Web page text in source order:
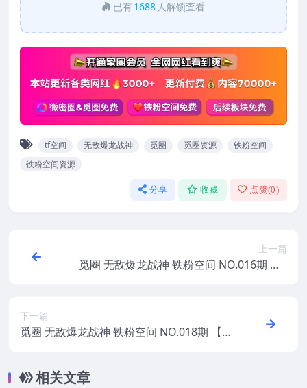
已有 1688 人解锁查看
tf空间 无敌爆龙战神 觅圈 觅圈资源
铁粉空间
铁粉空间资源
分享 收藏 点赞(0)
上一篇
觅圈 无敌爆龙战神 铁粉空间 NO.016期 【5
下一篇
觅圈 无敌爆龙战神 铁粉空间 NO.018期 【1
相关文章